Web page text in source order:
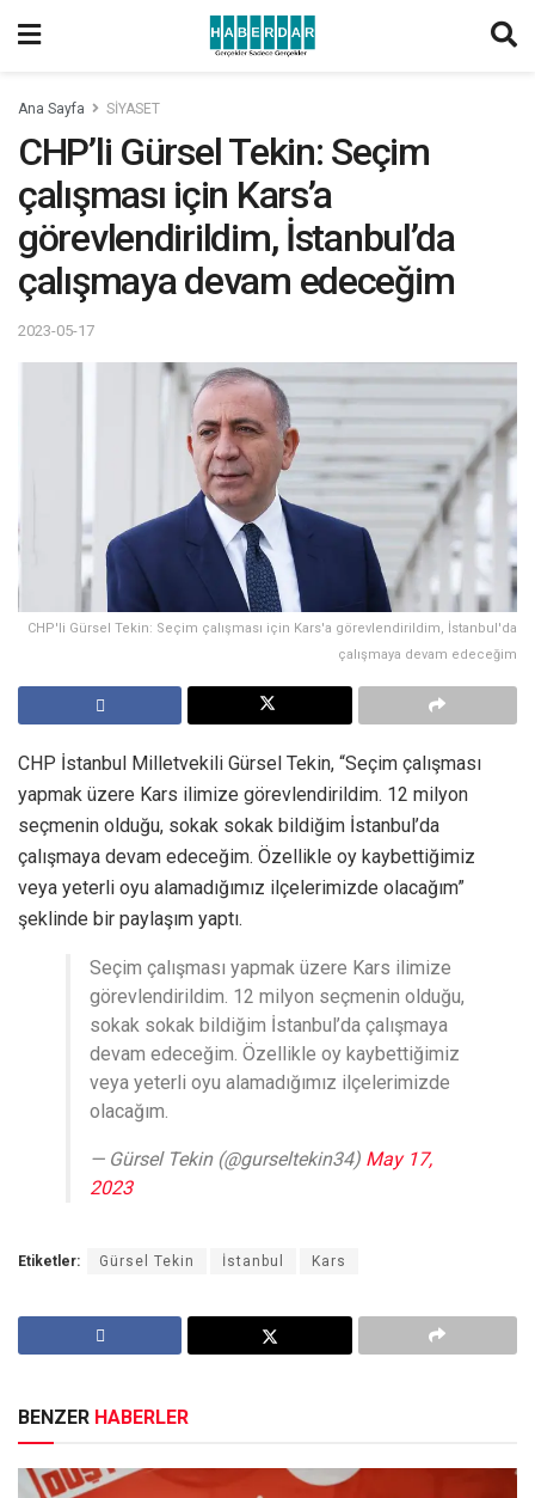
Ana Sayfa SİYASET
CHP’li Gürsel Tekin: Seçim
çalışması için Kars’a
görevlendirildim, İstanbul’da
çalışmaya devam edeceğim
2023-05-17
CHP'li Gürsel Tekin: Seçim çalışması için Kars'a görevlendirildim, İstanbul'da
çalışmaya devam edeceğim
CHP İstanbul Milletvekili Gürsel Tekin, “Seçim çalışması
yapmak üzere Kars ilimize görevlendirildim. 12 milyon
seçmenin olduğu, sokak sokak bildiğim İstanbul’da
çalışmaya devam edeceğim. Özellikle oy kaybettiğimiz
veya yeterli oyu alamadığımız ilçelerimizde olacağım”
şeklinde bir paylaşım yaptı.
Seçim çalışması yapmak üzere Kars ilimize
görevlendirildim. 12 milyon seçmenin olduğu,
sokak sokak bildiğim İstanbul’da çalışmaya
devam edeceğim. Özellikle oy kaybettiğimiz
veya yeterli oyu alamadığımız ilçelerimizde
olacağım.
— Gürsel Tekin (@gurseltekin34) May 17,
2023
Etiketler: Gürsel Tekin İstanbul Kars
BENZER HABERLER